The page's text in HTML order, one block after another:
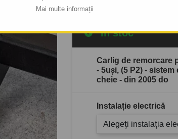
Mai multe informații
În stoc
Carlig de remorcare
- 5uşi, (5 P2) -
cheie - din 2005 do
Instalație electrică
Alegeți instalația